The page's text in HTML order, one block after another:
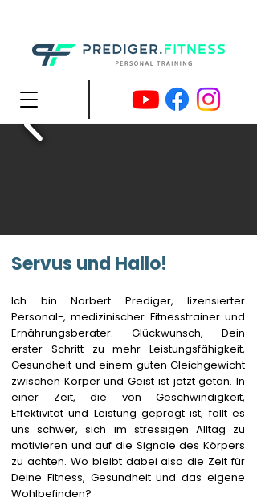
Servus und Hallo!
Ich bin Norbert Prediger, lizensierter
Personal-, medizinischer Fitnesstrainer und
Ernährungsberater. Glückwunsch, Dein
erster Schritt zu mehr Leistungsfähigkeit,
Gesundheit und einem guten Gleichgewicht
zwischen Körper und Geist ist jetzt getan. In
einer Zeit, die von Geschwindigkeit,
Effektivität und Leistung geprägt ist, fällt es
uns schwer, sich im stressigen Alltag zu
motivieren und auf die Signale des Körpers
zu achten. Wo bleibt dabei also die Zeit für
Deine Fitness, Gesundheit und das eigene
Wohlbefinden?